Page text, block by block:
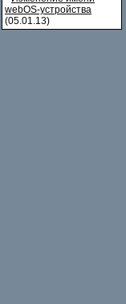
webOS-устройства
(05.01.13)